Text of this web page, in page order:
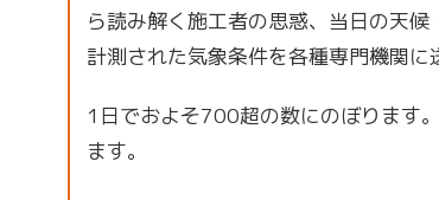
ら読み解く施工者の思惑、当日の天候
計測された気象条件を各種専門機関
1日でおよそ700超の数にのぼります
ます。